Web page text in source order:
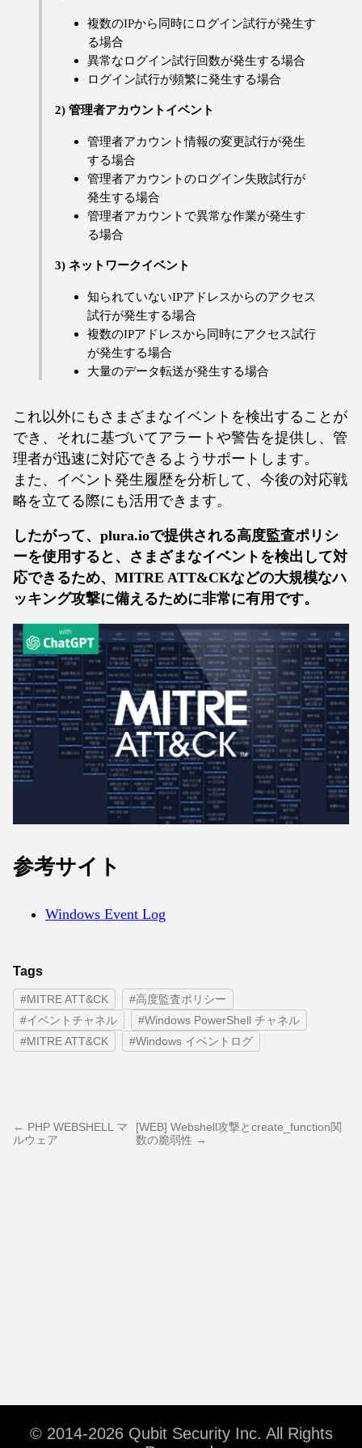
複数のIPから同時にログイン試行が発生す
る場合
異常なログイン試行回数が発生する場合
ログイン試行が頻繁に発生する場合
2) 管理者アカウントイベント
管理者アカウント情報の変更試行が発生
する場合
管理者アカウントのログイン失敗試行が
発生する場合
管理者アカウントで異常な作業が発生す
る場合
3) ネットワークイベント
知られていないIPアドレスからのアクセス
試行が発生する場合
複数のIPアドレスから同時にアクセス試行
が発生する場合
大量のデータ転送が発生する場合
これ以外にもさまざまなイベントを検出することが
でき、それに基づいてアラートや警告を提供し、管
理者が迅速に対応できるようサポートします。
また、イベント発生履歴を分析して、今後の対応戦
略を立てる際にも活用できます。
したがって、plura.ioで提供される高度監査ポリシ
ーを使用すると、さまざまなイベントを検出して対
応できるため、MITRE ATT&CKなどの大規模なハ
ッキング攻撃に備えるために非常に有用です。
参考サイト
Windows Event Log
Tags
#MITRE ATT&CK
#高度監査ポリシー
#イベントチャネル
#Windows PowerShell チャネル
#MITRE ATT&CK
#Windows イベントログ
← PHP WEBSHELL マ
ルウェア
[WEB] Webshell攻撃とcreate_function関
数の脆弱性 →
© 2014-2026 Qubit Security Inc. All Rights